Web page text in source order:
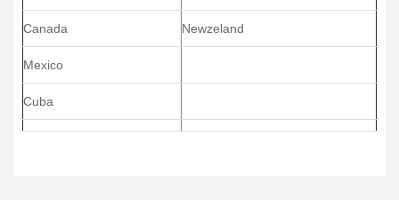
Canada Newzeland
Mexico
Cuba